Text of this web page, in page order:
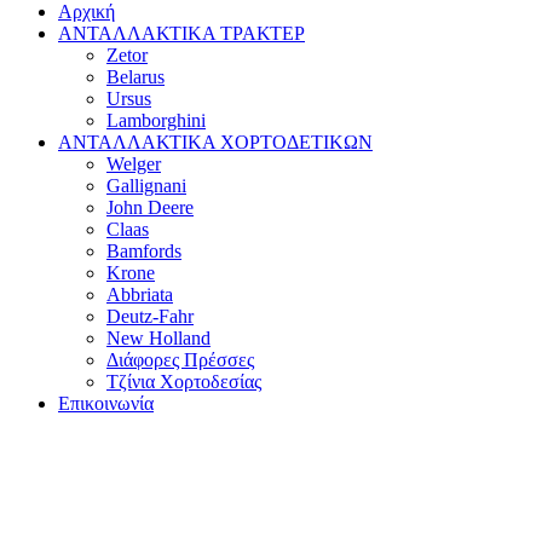
Αρχική
ΑΝΤΑΛΛΑΚΤΙΚΑ ΤΡΑΚΤΕΡ
Zetor
Belarus
Ursus
Lamborghini
ΑΝΤΑΛΛΑΚΤΙΚΑ ΧΟΡΤΟΔΕΤΙΚΩΝ
Welger
Gallignani
John Deere
Claas
Bamfords
Krone
Abbriata
Deutz-Fahr
New Holland
Διάφορες Πρέσσες
Τζίνια Χορτοδεσίας
Επικοινωνία